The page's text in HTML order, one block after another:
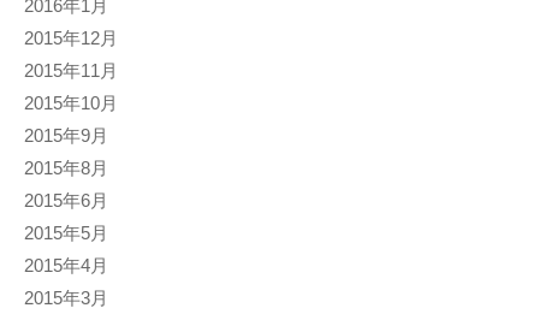
2016年1月
2015年12月
2015年11月
2015年10月
2015年9月
2015年8月
2015年6月
2015年5月
2015年4月
2015年3月